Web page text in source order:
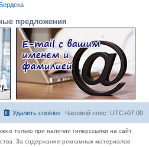
предложения
Часовой пояс: UTC+07:00
Удалить cookies
только при наличии гиперссылки на сайт
За содержание рекламных материалов